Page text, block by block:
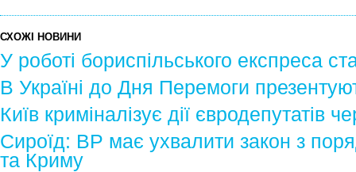
СХОЖІ НОВИНИ
У роботі бориспільського експреса
В Україні до Дня Перемоги
Київ криміналізує дії євродепутатів
Сироїд: ВР має ухвалити закон з
та Криму